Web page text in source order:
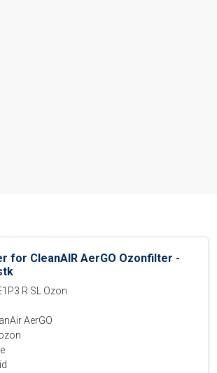
for CleanAIR AerGO Ozonfilter -
R SL Ozon
AerGO